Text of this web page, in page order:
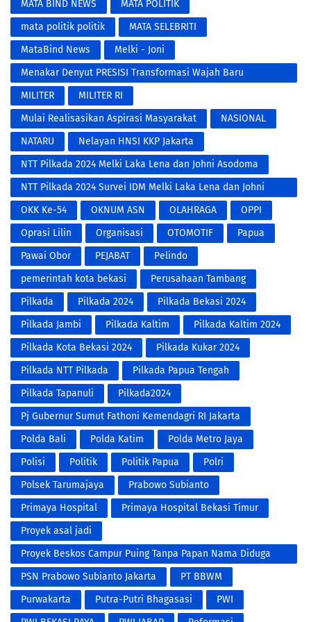
MATA BIND NEWS
MATA POLITIK
mata politik politik
MATA SELEBRITI
MataBind News
Melki - Joni
​Menakar Denyut PRESISI Transformasi Wajah Baru
Kepolisian di Era Digital
MILITER
MILITER RI
Mulai Realisasikan Aspirasi Masyarakat
NASIONAL
NATARU
Nelayan HNSI KKP Jakarta
NTT Pilkada 2024 Melki Laka Lena dan Johni Asodoma
NTT Pilkada 2024 Survei IDM Melki Laka Lena dan Johni
Asodoma
OKK Ke-54 OKNUM ASN OLAHRAGA
OPPI
Oprasi Lilin
Organisasi OTOMOTIF
Papua
Pawai Obor
PEJABAT
Pelindo
pemerintah kota bekasi
Perusahaan Tambang
Pilkada
Pilkada 2024
Pilkada Bekasi 2024
Pilkada Jambi
Pilkada Kaltim
Pilkada Kaltim 2024
Pilkada Kota Bekasi 2024
Pilkada Kukar 2024
Pilkada NTT Pilkada
Pilkada Papua Tengah
Pilkada Tapanuli
Pilkada2024
Pj Gubernur Sumut Fathoni Kemendagri RI Jakarta
Polda Bali
Polda Katim
Polda Metro Jaya
Polisi
Politik Politik Papua
Polri
Polsek Tarumajaya
Prabowo Subianto
Primaya Hospital
Primaya Hospital Bekasi Timur
Proyek asal jadi
Proyek Beskos Campur Puing Tanpa Papan Nama Diduga
Proyek Siluman Tidak Transparan
PSN Prabowo Subianto Jakarta
PT BBWM
Purwakarta
Putra-Putri Bhagasasi
PWI